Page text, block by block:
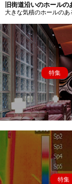
旧街道沿いのホールの
大きな気積のホールのあ
特集
特集